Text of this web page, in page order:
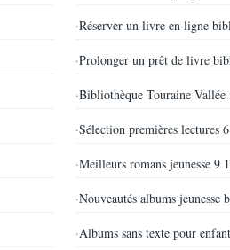
·Réserver un livre en ligne
·Prolonger un prêt de livre
·Bibliothèque Touraine Vallée
·Sélection premières lectures
·Meilleurs romans jeunesse 9
·Nouveautés albums
·Albums sans texte pour